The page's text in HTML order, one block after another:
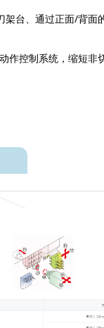
架台、通过正面/背面
作控制系统，缩短非